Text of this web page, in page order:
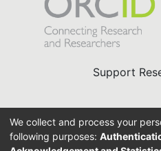
Support
We collect and process your
following purposes: